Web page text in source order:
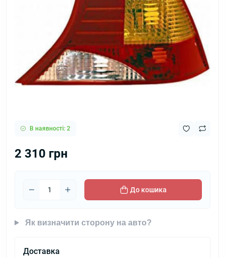
В наявності: 2
2 310 грн
До кошика
Як визначити сторону на авто?
Доставка